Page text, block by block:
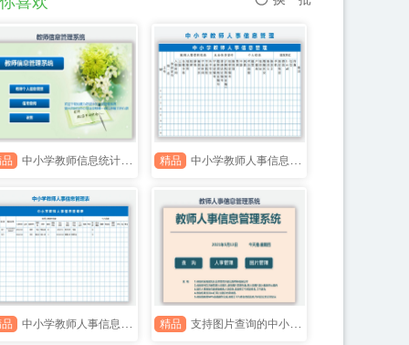
中小学教师信息统计管理系统 精品 中小学教师人事信息管理表
中小学教师人事信息管理表 精品 支持图片查询的中小学教师人事管理系统